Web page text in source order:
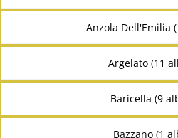
Anzola Dell'Emilia
Argelato (11
Baricella (9
Bazzano (1